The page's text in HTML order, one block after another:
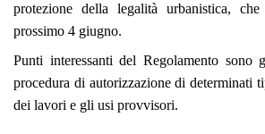
protezione della legalità urbanistica,
prossimo 4 giugno.
Punti interessanti del Regolamento sono
procedura di autorizzazione di determinati
dei lavori e gli usi provvisori.